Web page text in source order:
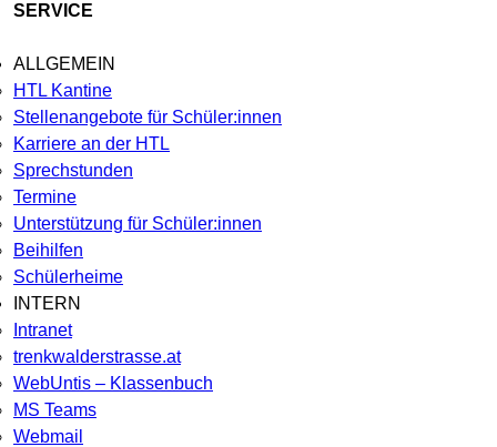
SERVICE
ALLGEMEIN
HTL Kantine
Stellenangebote für Schüler:innen
Karriere an der HTL
Sprechstunden
Termine
Unterstützung für Schüler:innen
Beihilfen
Schülerheime
INTERN
Intranet
trenkwalderstrasse.at
WebUntis – Klassenbuch
MS Teams
Webmail